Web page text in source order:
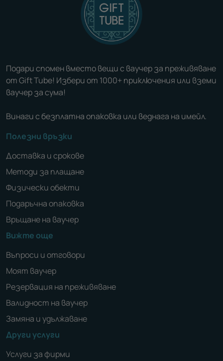
Подари спомен вместо вещи с ваучер за преживяване
от Gift Tube! Избери от 1000+ приключения или вземи
ваучер за сума!
Винаги с безплатна опаковка или веднага на имейл.
Полезни връзки
Доставка и срокове
Методи за плащане
Физически обекти
Подаръчна опаковка
Връщане на ваучер
Вижте още
Въпроси и отговори
Моят ваучер
Резервация на преживяване
Валидност на ваучер
Замяна и удължаване
Други услуги
Услуги за фирми